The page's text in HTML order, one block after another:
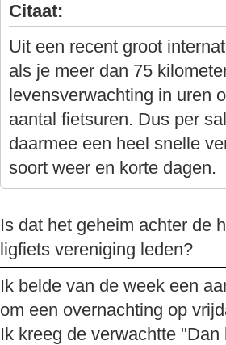
Citaat:
Uit een recent groot
als je meer dan 75
levensverwachting in uren
aantal fietsuren. Dus per
daarmee een heel snelle
soort weer en korte dagen.
Is dat het geheim achter de
ligfiets vereniging leden?
Ik belde van de week een
om een overnachting op
Ik kreeg de verwachtte